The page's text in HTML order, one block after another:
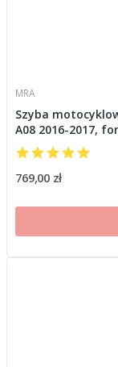
MRA
Szyba
A08 2016-2017,
769,00 zł